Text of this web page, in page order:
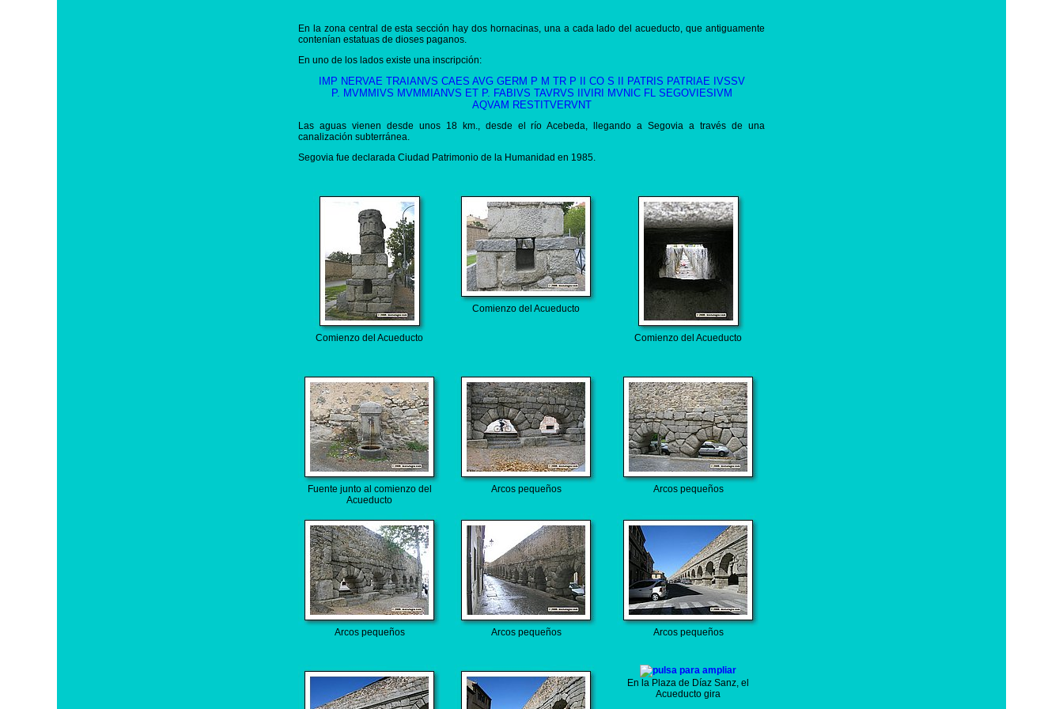
En la zona central de esta sección hay dos hornacinas, una a cada lado del acueducto, que antiguamente
contenían estatuas de dioses paganos.
En uno de los lados existe una inscripción:
IMP NERVAE TRAIANVS CAES AVG GERM P M TR P II CO S II PATRIS PATRIAE IVSSV
P. MVMMIVS MVMMIANVS ET P. FABIVS TAVRVS IIVIRI MVNIC FL SEGOVIESIVM
AQVAM RESTITVERVNT
Las aguas vienen desde unos 18 km., desde el río Acebeda, llegando a Segovia a través de una
canalización subterránea.
Segovia fue declarada Ciudad Patrimonio de la Humanidad en 1985.
Comienzo del Acueducto
Comienzo del Acueducto
Comienzo del Acueducto
Fuente junto al comienzo del
Acueducto
Arcos pequeños Arcos pequeños
Arcos pequeños Arcos pequeños Arcos pequeños
En la Plaza de Díaz Sanz, el
Acueducto gira